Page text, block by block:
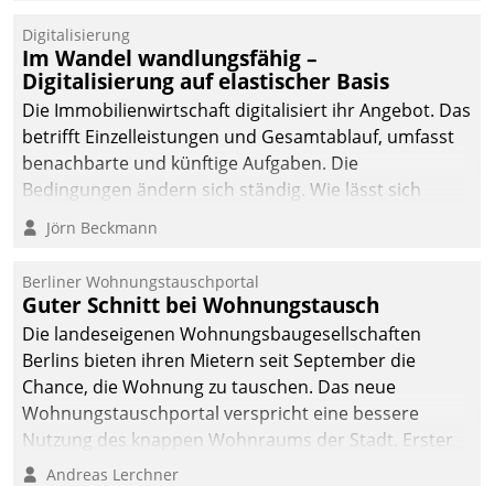
Digitalisierung
Im Wandel wandlungsfähig –
Digitalisierung auf elastischer Basis
Die Immobilienwirtschaft digitalisiert ihr Angebot. Das
betrifft Einzelleistungen und Gesamtablauf, umfasst
benachbarte und künftige Aufgaben. Die
Bedingungen ändern sich ständig. Wie lässt sich
technisch die Kontrolle wahren und zugleich Freiraum
fürs Wachsen öffnen?
Jörn Beckmann
Berliner Wohnungstauschportal
Guter Schnitt bei Wohnungstausch
Die landeseigenen Wohnungsbaugesellschaften
Berlins bieten ihren Mietern seit September die
Chance, die Wohnung zu tauschen. Das neue
Wohnungstauschportal verspricht eine bessere
Nutzung des knappen Wohnraums der Stadt. Erster
Anwendungsfall für Datatrains Lösung API-Hub mit
Andreas Lerchner